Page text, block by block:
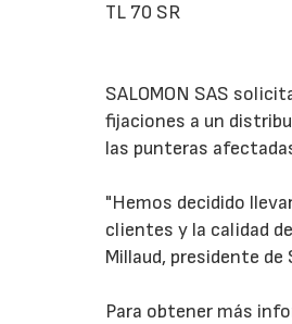
TL 70 SR
SALOMON SAS
fijaciones a un
las punteras
"Hemos decidido
clientes y la calidad
Millaud, presidente de
Para obtener más